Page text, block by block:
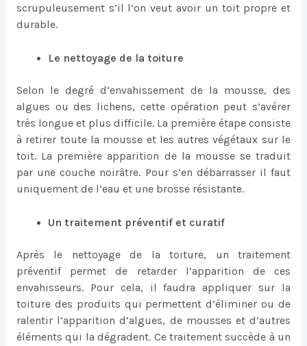
scrupuleusement s’il l’on veut avoir un toit propre et
durable.
Le nettoyage de la toiture
Selon le degré d’envahissement de la mousse, des
algues ou des lichens, cette opération peut s’avérer
très longue et plus difficile. La première étape consiste
à retirer toute la mousse et les autres végétaux sur le
toit. La première apparition de la mousse se traduit
par une couche noirâtre. Pour s’en débarrasser il faut
uniquement de l’eau et une brosse résistante.
Un traitement préventif et curatif
Après le nettoyage de la toiture, un traitement
préventif permet de retarder l’apparition de ces
envahisseurs. Pour cela, il faudra appliquer sur la
toiture des produits qui permettent d’éliminer ou de
ralentir l’apparition d’algues, de mousses et d’autres
éléments qui la dégradent. Ce traitement succède à un